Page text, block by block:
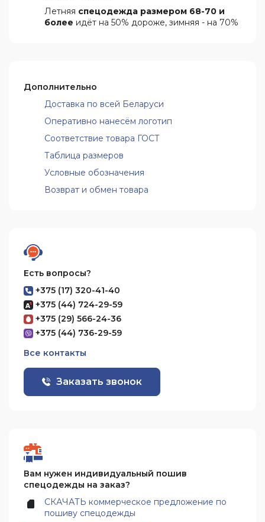
Летняя спецодежда размером 68-70 и
более идёт на 50% дороже, зимняя - на 70%
Дополнительно
Доставка по всей Беларуси
Оперативно нанесём логотип
Соответствие товара ГОСТ
Таблица размеров
Условные обозначения
Возврат и обмен товара
Есть вопросы?
+375 (17) 320-41-40
+375 (44) 724-29-59
+375 (29) 566-24-36
+375 (44) 736-29-59
Все контакты
Заказать звонок
Вам нужен индивидуальный пошив
спецодежды на заказ?
СКАЧАТЬ коммерческое предложение по
пошиву спецодежды